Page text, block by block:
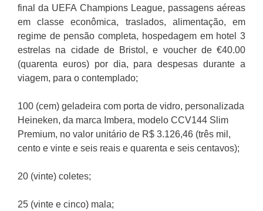
final da UEFA Champions League, passagens aéreas
em classe econômica, traslados, alimentação, em
regime de pensão completa, hospedagem em hotel 3
estrelas na cidade de Bristol, e voucher de €40.00
(quarenta euros) por dia, para despesas durante a
viagem, para o contemplado;
100 (cem) geladeira com porta de vidro, personalizada
Heineken, da marca Imbera, modelo CCV144 Slim
Premium, no valor unitário de R$ 3.126,46 (três mil,
cento e vinte e seis reais e quarenta e seis centavos);
20 (vinte) coletes;
25 (vinte e cinco) mala;